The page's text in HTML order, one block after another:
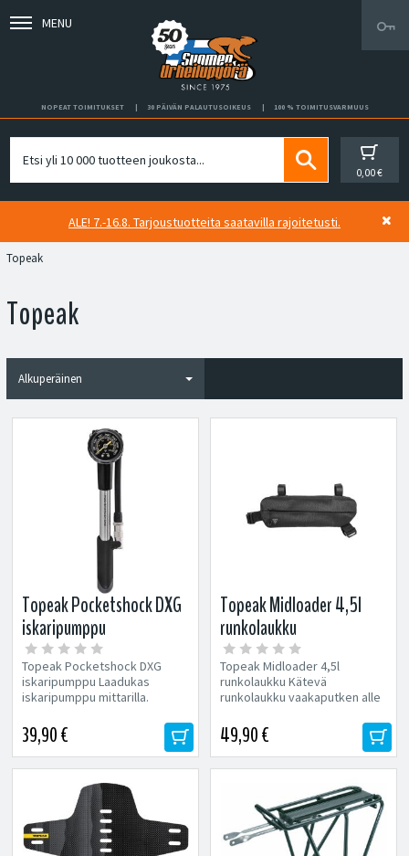
MENU
NOPEAT TOIMITUKSET 30 PÄIVÄN PALAUTUSOIKEUS 100 % TOIMITUSVARMUUS
0,00 €
ALE! 7.-16.8. Tarjoustuotteita saatavilla rajoitetusti.
Topeak
Topeak
Topeak Pocketshock DXG
iskaripumppu
Topeak Pocketshock DXG
iskaripumppu Laadukas
iskaripumppu mittarilla.
vuodot...
39,90 €
Topeak Midloader 4,5l
runkolaukku
Topeak Midloader 4,5l
runkolaukku Kätevä
runkolaukku vaakaputken alle
Runkolaukussa...
49,90 €